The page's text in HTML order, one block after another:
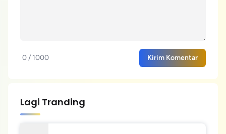
0 / 1000 Kirim Komentar
Lagi Tranding